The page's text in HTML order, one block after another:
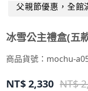
父親節優惠，全館
冰雪公主禮盒(五款
商品貨號： mochu-
NT$2,330 NT$